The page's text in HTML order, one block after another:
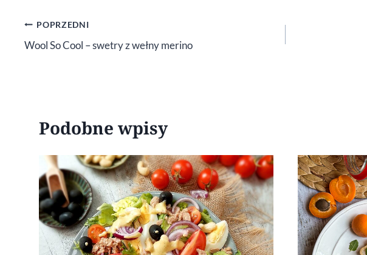
Nawigacja
wpisu
POPRZEDNI
Wool So Cool – swetry z wełny merino
Podobne wpisy